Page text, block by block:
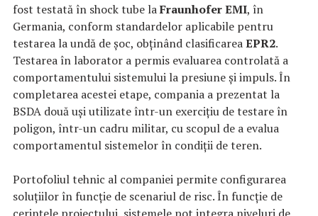
fost testată în shock tube laFraunhofer EMI, în
Germania, conform standardelor aplicabile pentru
testarea la undă de șoc, obținând clasificareaEPR2.
Testarea în laborator a permis evaluarea controlată a
comportamentului sistemului la presiune și impuls. În
completarea acestei etape, compania a prezentat la
BSDA două uși utilizate într-un exercițiu de testare în
poligon, într-un cadru militar, cu scopul de a evalua
comportamentul sistemelor în condiții de teren.
Portofoliul tehnic al companiei permite configurarea
soluțiilor în funcție de scenariul de risc. În funcție de
cerințele proiectului, sistemele pot integra niveluri de